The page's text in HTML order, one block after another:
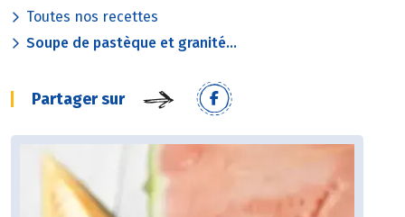
Toutes nos recettes
Soupe de pastèque et granité...
Partager sur